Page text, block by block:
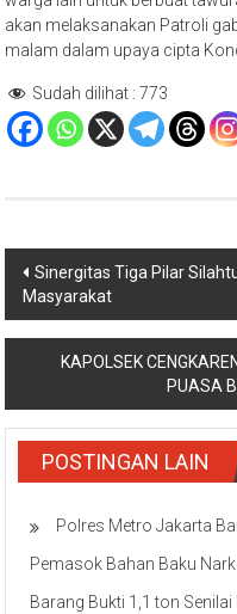
akan melaksanakan Patroli
malam dalam upaya cipta
Sudah dilihat : 773
Navigasi
pos
Sinergitas Tiga Pilar
Masyarakat
KAPOLSEK
PUASA
POSTINGAN LAIN
Polres Metro Jakarta
Pemasok Bahan Baku
Barang Bukti 1,1 ton